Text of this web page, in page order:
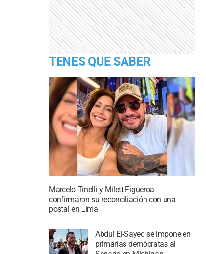
TENES QUE SABER
Marcelo Tinelli y Milett Figueroa
confirmaron su reconciliación con una
postal en Lima
Abdul El-Sayed se impone en
primarias demócratas al